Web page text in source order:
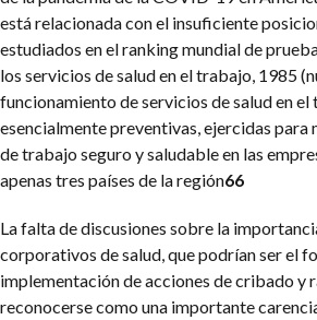
está relacionada con el insuficiente
estudiados en el ranking mundial de
los servicios de salud en el trabajo, 1985
funcionamiento de servicios de salud en
esencialmente preventivas, ejercidas para
de trabajo seguro y saludable en las
apenas tres países de la región66
La falta de discusiones sobre la
corporativos de salud, que podrían ser el
implementación de acciones de cribado y
reconocerse como una importante